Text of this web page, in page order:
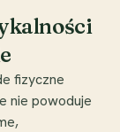
fizyczne
nie powoduje